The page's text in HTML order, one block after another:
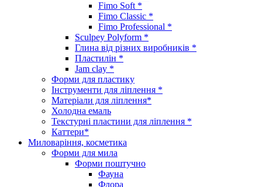
Fimo Soft *
Fimo Classic *
Fimo Professional *
Sculpey Polyform *
Глина від різних виробників *
Пластилін *
Jam clay *
Форми для пластику
Інструменти для ліплення *
Матеріали для ліплення*
Холодна емаль
Текстурні пластини для ліплення *
Каттери*
Миловаріння, косметика
Форми для мила
Форми поштучно
Фауна
Флора